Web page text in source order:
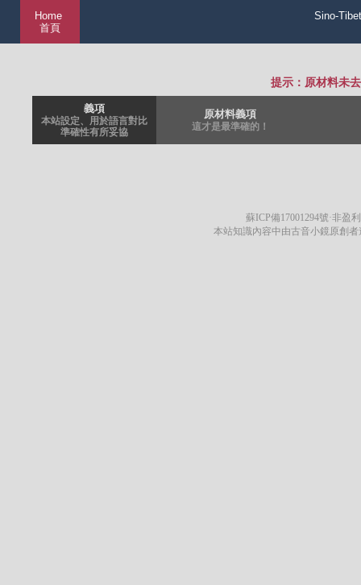
Home
首頁
Sino-
提示：原材料未
義項
本站設定、用於語言對比
準確性有所妥協
原材料義項
這才是最準確的！
蘇ICP備17001294號·非盈
本站知識內容中由古音小鏡原創